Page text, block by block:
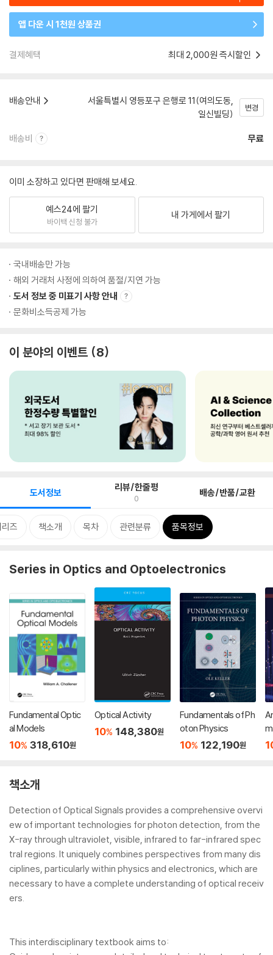
앱 다운 시 1천원 상품권
결제혜택 최대 2,000원 즉시할인
배송안내
서울특별시 영등포구 은행로 11(여의도동,
일신빌딩)
변경
배송비 무료
이미 소장하고 있다면 판매해 보세요.
예스24에 팔기
바이백 신청 불가
내 가게에서 팔기
국내배송만 가능
해외 거래처 사정에 의하여 품절/지연 가능
도서 정보 중 미표기 사항 안내
문화비소득공제 가능
이 분야의 이벤트 8
도서정보 리뷰/한줄평
0 배송/반품/교환
즈 책소개 목차 관련분류 품목정보
Series in Optics and Optoelectronics
Fundamental Optic
al Models
10% 318,610원
Optical Activity
10% 148,380원
Fundamentals of Ph
oton Physics
10% 122,190원
책소개
Detection of Optical Signals provides a comprehensive overvi
ew of important technologies for photon detection, from the
X-ray through ultraviolet, visible, infrared to far-infrared spec
tral regions. It uniquely combines perspectives from many dis
ciplines, particularly within physics and electronics, which are
necessary to have a complete understanding of optical receiv
ers.
This interdisciplinary textbook aims to: